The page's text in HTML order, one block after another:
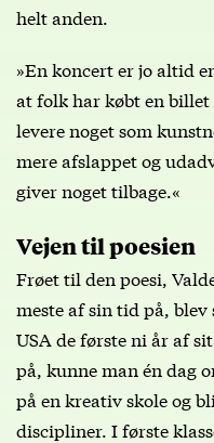
helt anden.
»En koncert er jo altid
at folk har købt en billet
levere noget som
mere afslappet og
giver noget tilbage.«
Vejen til poesien
Frøet til den poesi,
meste af sin tid på, blev
USA de første ni år af
på, kunne man én dag
på en kreativ skole og
discipliner. I første